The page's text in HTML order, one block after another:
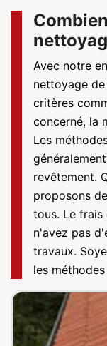
Avec notre
nettoyage
critères
concerné, la
Les
revêtement.
proposons
tous. Le
n'avez pas
travaux.
les